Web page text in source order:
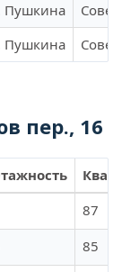
Пушкина
Пушкина
пер., 16
87
85